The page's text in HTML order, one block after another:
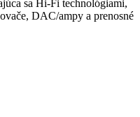
sa Hi‑Fi technológiami,
DAC/ampy a prenosné